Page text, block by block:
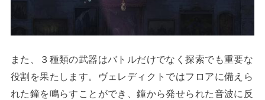
また、３種類の武器はバトルだけでなく探索でも重要な
役割を果たします。ヴェレディクトではフロアに備えら
れた鐘を鳴らすことができ、鐘から発せられた音波に反